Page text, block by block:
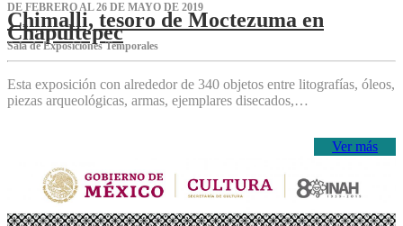
DE FEBRERO AL 26 DE MAYO DE 2019
Chimalli, tesoro de Moctezuma en
Chapultepec
Sala de Exposiciones Temporales
Esta exposición con alrededor de 340 objetos entre litografías, óleos,
piezas arqueológicas, armas, ejemplares disecados,…
Ver más